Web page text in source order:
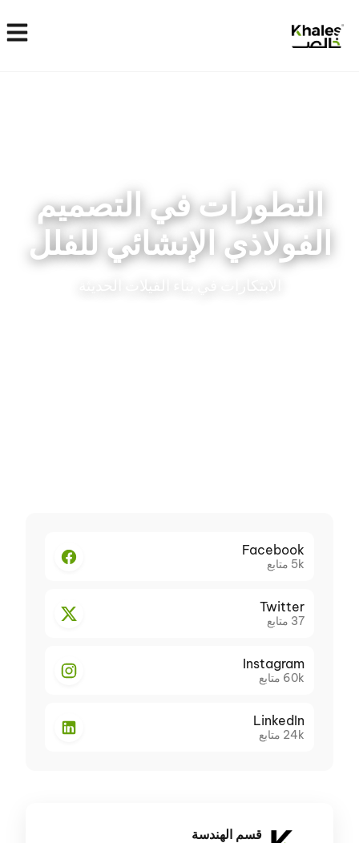
التطورات في التصميم
الفولاذي الإنشائي للفلل
قسم الهندسة
Facebook
5k متابع
Twitter
37متابع
Instagram
60k متابع
LinkedIn
24kمتابع